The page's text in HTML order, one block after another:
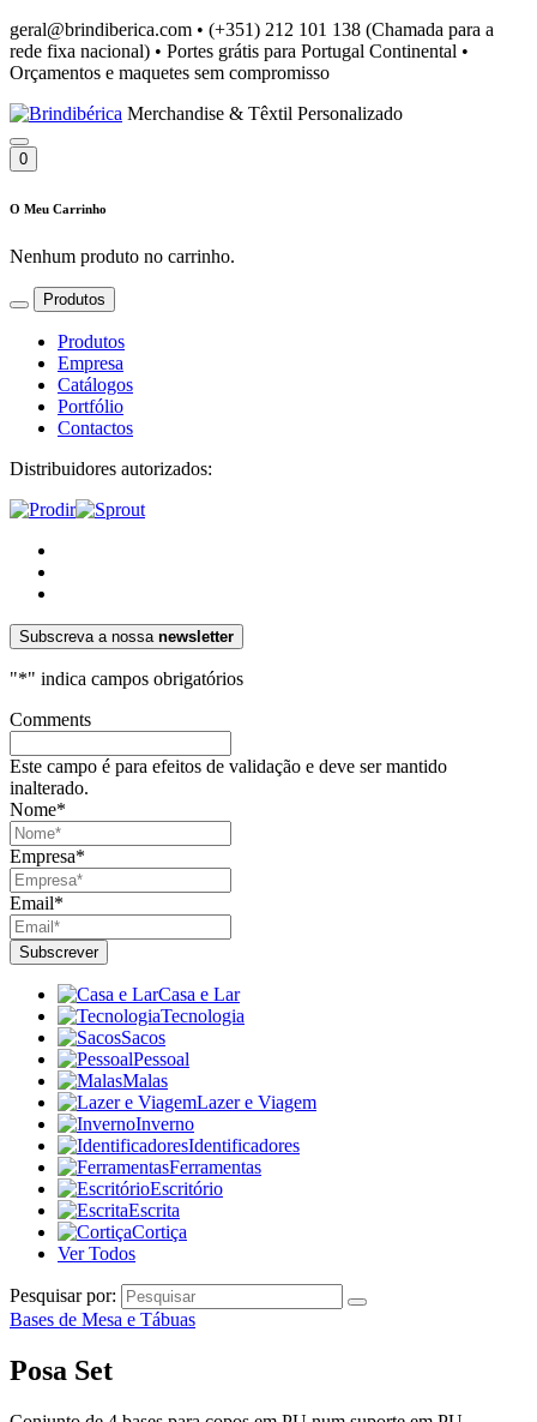
geral@brindiberica.com • (+351) 212 101 138 (Chamada para a
rede fixa nacional) • Portes grátis para Portugal Continental •
Orçamentos e maquetes sem compromisso
Merchandise & Têxtil Personalizado
0
O Meu Carrinho
Nenhum produto no carrinho.
Produtos
Produtos
Empresa
Catálogos
Portfólio
Contactos
Distribuidores autorizados:
Subscreva a nossa newsletter
"*" indica campos obrigatórios
Comments
Este campo é para efeitos de validação e deve ser mantido
inalterado.
Nome*
Empresa*
Email*
Casa e Lar
Tecnologia
Sacos
Pessoal
Malas
Lazer e Viagem
Inverno
Identificadores
Ferramentas
Escritório
Escrita
Cortiça
Ver Todos
Pesquisar por:
Bases de Mesa e Tábuas
Posa Set